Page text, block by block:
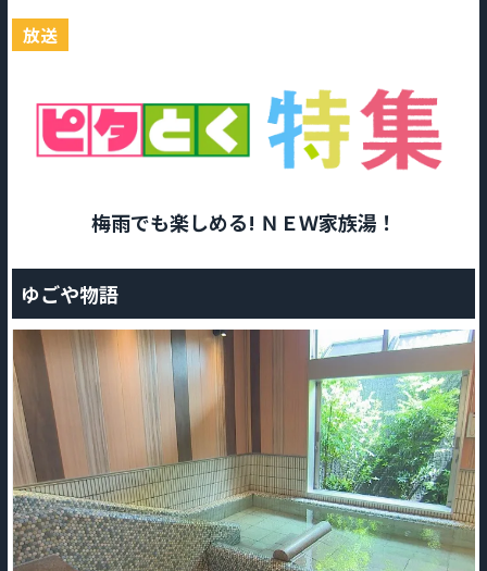
放送
梅雨でも楽しめる! ＮＥＷ家族湯！
ゆごや物語